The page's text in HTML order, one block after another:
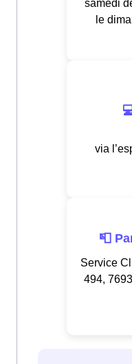
samedi
le
via
📮
Service
494,